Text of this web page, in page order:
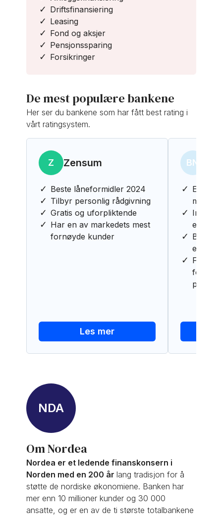
Driftsfinansiering
Leasing
Fond og aksjer
Pensjonssparing
Forsikringer
De mest populære bankene
Her ser du bankene som har fått best rating i
vårt ratingsystem.
Z Zensum
Beste låneformidler 2024
Tilbyr personlig rådgivning
Gratis og uforpliktende
Har en av markedets mest
fornøyde kunder
Les mer
BN
Enkel
med
Innfri
ekstra
Få full
på
NDA
Om Nordea
Nordea er et ledende finanskonsern i
Norden med en 200 år lang tradisjon for å
støtte de nordiske økonomiene. Banken har
mer enn 10 millioner kunder og 30 000
ansatte, og er en av de ti største totalbankene